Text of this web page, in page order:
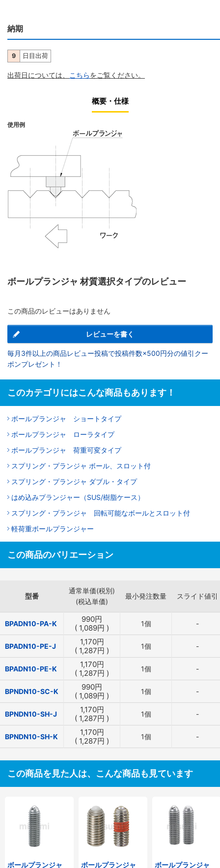
納期
9 日目出荷
出荷日については、 こちらをご覧ください。
概要・仕様
使用例
ボールプランジャ 材質選択タイプのレビュー
この商品のレビューはありません
レビューを書く
毎月3件以上の商品レビュー投稿で投稿件数×500円分の値引クー
ポンプレゼント！
このカテゴリにはこんな商品もあります！
ボールプランジャ ショートタイプ
ボールプランジャ ローラタイプ
ボールプランジャ 荷重可変タイプ
スプリング・プランジャ ボール、スロット付
スプリング・プランジャ ダブル・タイプ
はめ込みプランジャー（SUS/樹脂ケース）
スプリング・プランジャ 回転可能なボールとスロット付
軽荷重ボールプランジャー
この商品のバリエーション
型番
通常単価(税別)
(税込単価)
最小発注数量 スライド値引
BPADN10-PA-K 990円
( 1,089円 ) 1個 -
BPADN10-PE-J 1,170円
( 1,287円 ) 1個 -
BPADN10-PE-K 1,170円
( 1,287円 ) 1個 -
BPNDN10-SC-K 990円
( 1,089円 ) 1個 -
BPNDN10-SH-J 1,170円
( 1,287円 ) 1個 -
BPNDN10-SH-K 1,170円
( 1,287円 ) 1個 -
この商品を見た人は、こんな商品も見ています
ボールプランジャ ボールプランジャ ボールプランジャ